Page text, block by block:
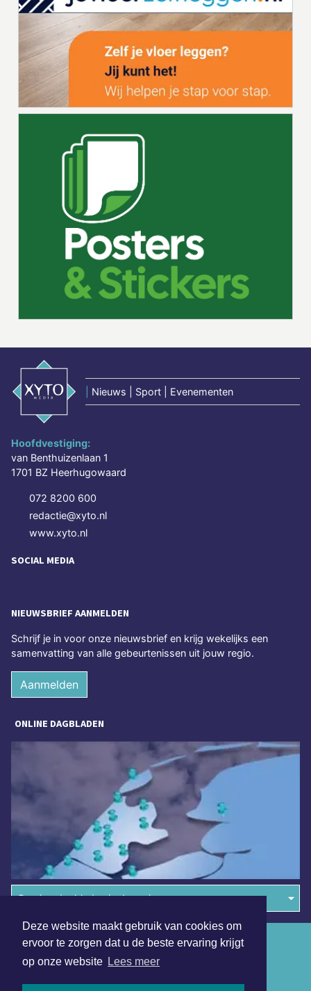
Deze website maakt gebruik van cookies om
ervoor te zorgen dat u de beste ervaring krijgt
op onze website Lees meer
Nieuws | Sport | Evenementen
Hoofdvestiging:
van Benthuizenlaan 1
1701 BZ Heerhugowaard
072 8200 600
redactie@xyto.nl
www.xyto.nl
SOCIAL MEDIA
NIEUWSBRIEF AANMELDEN
Schrijf je in voor onze nieuwsbrief en krijg wekelijks een
samenvatting van alle gebeurtenissen uit jouw regio.
Aanmelden
ONLINE DAGBLADEN
Overige dagbladen in de regio
Algemene voorwaarden
Disclaimer